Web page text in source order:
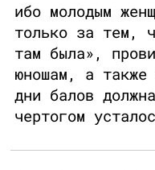
ибо молодым
только за тем,
там была»,
юношам, а также
дни балов
чертогом